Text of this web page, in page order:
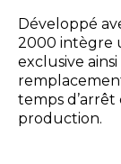
Développé
2000 intègre
exclusive
temps
production.